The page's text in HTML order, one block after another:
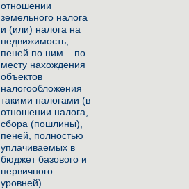
отношении
земельного налога
и (или) налога на
недвижимость,
пеней по ним – по
месту нахождения
объектов
налогообложения
такими налогами (в
отношении налога,
сбора (пошлины),
пеней, полностью
уплачиваемых в
бюджет базового и
первичного
уровней)